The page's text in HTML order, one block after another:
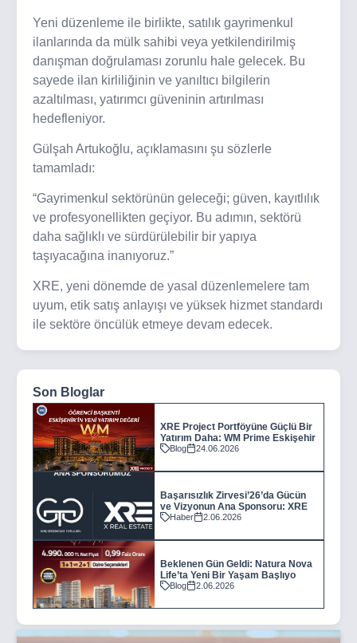
Yeni düzenleme ile birlikte, satılık gayrimenkul
ilanlarında da mülk sahibi veya yetkilendirilmiş
danışman doğrulaması zorunlu hale gelecek. Bu
sayede ilan kirliliğinin ve yanıltıcı bilgilerin
azaltılması, yatırımcı güveninin artırılması
hedefleniyor.
Gülşah Artukoğlu, açıklamasını şu sözlerle
tamamladı:
“Gayrimenkul sektörünün geleceği; güven, kayıtlılık
ve profesyonellikten geçiyor. Bu adımın, sektörü
daha sağlıklı ve sürdürülebilir bir yapıya
taşıyacağına inanıyoruz.”
XRE, yeni dönemde de yasal düzenlemelere tam
uyum, etik satış anlayışı ve yüksek hizmet standardı
ile sektöre öncülük etmeye devam edecek.
Son Bloglar
XRE Project Portföyüne Güçlü Bir
Yatırım Daha: WM Prime Eskişehir
Blog 24.06.2026
Başarısızlık Zirvesi’26’da Gücün
ve Vizyonun Ana Sponsoru: XRE
Haber 2.06.2026
Beklenen Gün Geldi: Natura Nova
Life’ta Yeni Bir Yaşam Başlıyo
Blog 2.06.2026